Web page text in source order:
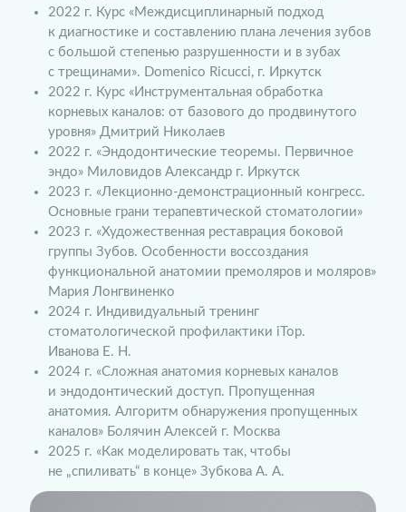
2022 г. Курс «Междисциплинарный подход
к диагностике и составлению плана лечения зубов
с большой степенью разрушенности и в зубах
с трещинами». Domenico Ricucci, г. Иркутск
2022 г. Курс «Инструментальная обработка
корневых каналов: от базового до продвинутого
уровня» Дмитрий Николаев
2022 г. «Эндодонтические теоремы. Первичное
эндо» Миловидов Александр г. Иркутск
2023 г. «Лекционно-демонстрационный конгресс.
Основные грани терапевтической стоматологии»
2023 г. «Художественная реставрация боковой
группы Зубов. Особенности воссоздания
функциональной анатомии премоляров и моляров»
Мария Лонгвиненко
2024 г. Индивидуальный тренинг
стоматологической профилактики iTop.
Иванова Е. Н.
2024 г. «Сложная анатомия корневых каналов
и эндодонтический доступ. Пропущенная
анатомия. Алгоритм обнаружения пропущенных
каналов» Болячин Алексей г. Москва
2025 г. «Как моделировать так, чтобы
не „спиливать“ в конце» Зубкова А. А.